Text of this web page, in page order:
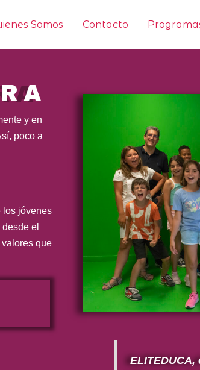
Somos Contacto
y en
poco a
los jóvenes
el
que